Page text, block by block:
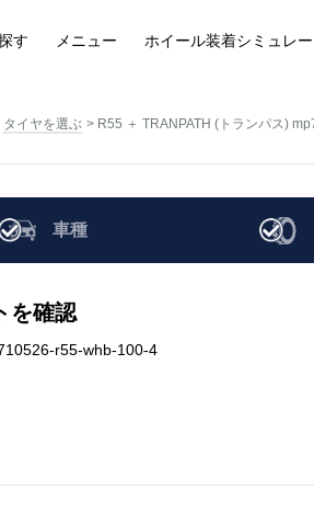
す メニュー ホイール装着シミュレ
タイヤを選ぶ R55 ＋ TRANPATH (トランパス)
車種
を確認
r55-whb-100-4